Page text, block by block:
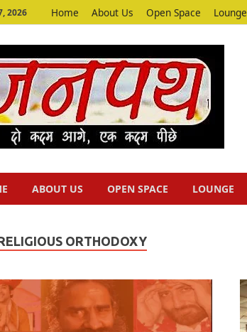
2026 Home About Us Open Space Lounge
ABOUT US OPEN SPACE LOUNGE
ORTHODOXY